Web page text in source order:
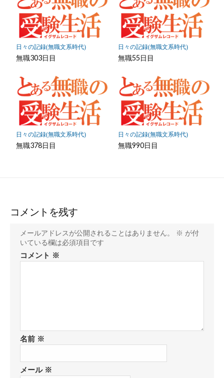
日々の記録(無職文系時代)
無職303日目
日々の記録(無職文系時代)
無職55日目
日々の記録(無職文系時代)
無職378日目
日々の記録(無職文系時代)
無職990日目
コメントを残す
メールアドレスが公開されることはありません。 ※ が付
いている欄は必須項目です
コメント ※
名前 ※
メール ※